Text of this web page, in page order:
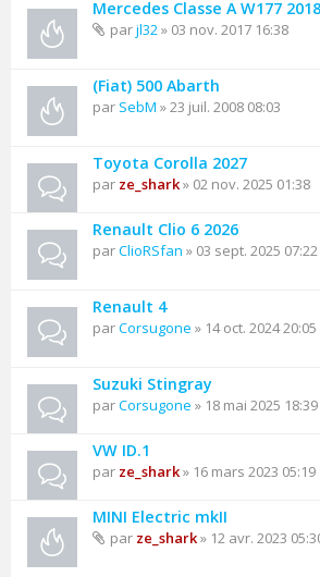
Mercedes Classe A W177 2018
parjl32» 03 nov. 2017 16:38
(Fiat) 500 Abarth
par SebM » 23 juil. 2008 08:03
Toyota Corolla 2027
par ze_shark» 02 nov. 2025 01:38
Renault Clio 6 2026
parClioRSfan » 03 sept. 2025 07:22
Renault 4
parCorsugone » 14 oct. 2024 20:05
Suzuki Stingray
parCorsugone » 18 mai 2025 18:39
VW ID.1
par ze_shark» 16 mars 2023 05:19
MINI Electric mkII
par ze_shark» 12 avr. 2023